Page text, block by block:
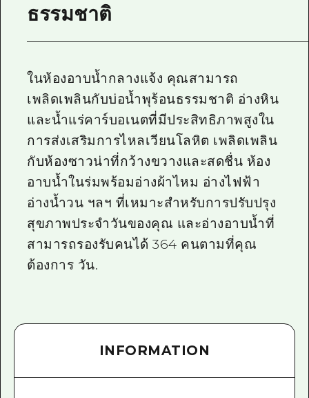
ธรรมชาติ
ในห้องอาบน้ำกลางแจ้ง คุณสามารถ
เพลิดเพลินกับบ่อน้ำพุร้อนธรรมชาติ อ่างหิน
และน้ำแร่คาร์บอเนตที่มีประสิทธิภาพสูงใน
การส่งเสริมการไหลเวียนโลหิต เพลิดเพลิน
กับห้องซาวน่าที่กว้างขวางและสดชื่น ห้อง
อาบน้ำในร่มพร้อมอ่างผ้าไหม อ่างไฟฟ้า
อ่างน้ำวน ฯลฯ ที่เหมาะสำหรับการปรับปรุง
สุขภาพประจำวันของคุณ และอ่างอาบน้ำที่
สามารถรองรับคนได้ 364 คนตามที่คุณ
ต้องการ วัน.
INFORMATION